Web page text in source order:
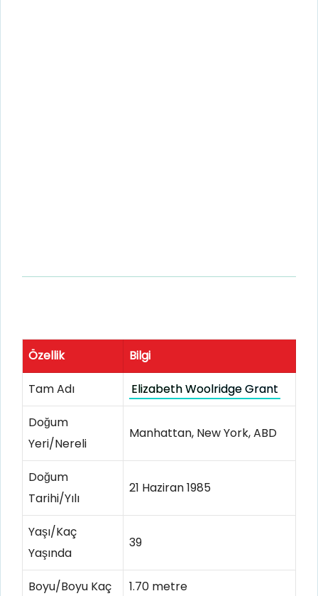
Özellik Bilgi
Tam Adı Elizabeth Woolridge Grant
Doğum
Yeri/Nereli
Manhattan, New York, ABD
Doğum
Tarihi/Yılı
21 Haziran 1985
Yaşı/Kaç
Yaşında
39
Boyu/Boyu Kaç 1.70 metre